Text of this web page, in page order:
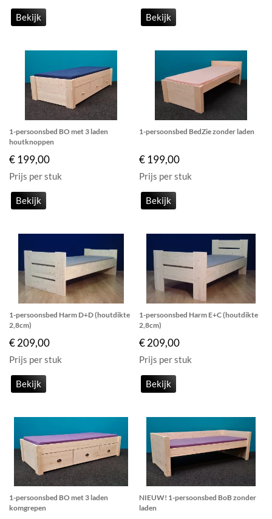
Bekijk Bekijk
1-persoonsbed BO met 3 laden
houtknoppen
€ 199,00
Prijs per stuk
Bekijk
1-persoonsbed BedZie zonder laden
€ 199,00
Prijs per stuk
Bekijk
1-persoonsbed Harm D+D (houtdikte
2,8cm)
€ 209,00
Prijs per stuk
Bekijk
1-persoonsbed Harm E+C (houtdikte
2,8cm)
€ 209,00
Prijs per stuk
Bekijk
1-persoonsbed BO met 3 laden
komgrepen
NIEUW! 1-persoonsbed BoB zonder
laden